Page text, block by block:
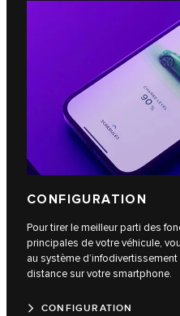
CONFIGURATION
Pour tirer le meilleur parti des
principales de votre véhicule,
au système
distance sur votre smartphone.
CONFIGURATION